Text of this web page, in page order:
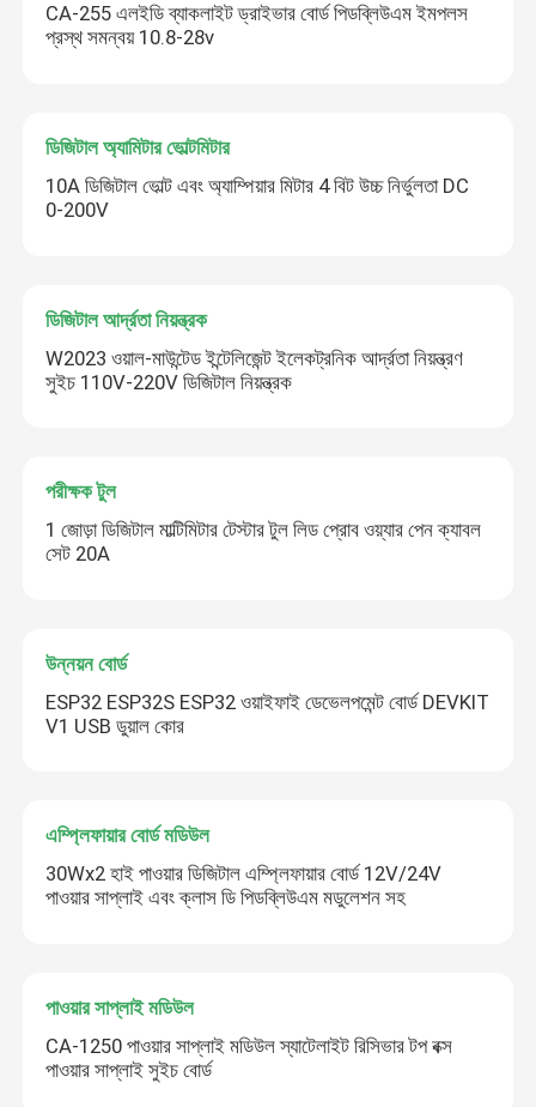
CA-255 এলইডি ব্যাকলাইট ড্রাইভার বোর্ড পিডব্লিউএম ইমপলস
প্রস্থ সমন্বয় 10.8-28v
ডিজিটাল অ্যামিটার ভোল্টমিটার
10A ডিজিটাল ভোল্ট এবং অ্যাম্পিয়ার মিটার 4 বিট উচ্চ নির্ভুলতা DC
0-200V
ডিজিটাল আর্দ্রতা নিয়ন্ত্রক
W2023 ওয়াল-মাউন্টেড ইন্টেলিজেন্ট ইলেকট্রনিক আর্দ্রতা নিয়ন্ত্রণ
সুইচ 110V-220V ডিজিটাল নিয়ন্ত্রক
পরীক্ষক টুল
1 জোড়া ডিজিটাল মাল্টিমিটার টেস্টার টুল লিড প্রোব ওয়্যার পেন ক্যাবল
সেট 20A
উন্নয়ন বোর্ড
ESP32 ESP32S ESP32 ওয়াইফাই ডেভেলপমেন্ট বোর্ড DEVKIT
V1 USB ডুয়াল কোর
এম্প্লিফায়ার বোর্ড মডিউল
30Wx2 হাই পাওয়ার ডিজিটাল এম্প্লিফায়ার বোর্ড 12V/24V
পাওয়ার সাপ্লাই এবং ক্লাস ডি পিডব্লিউএম মডুলেশন সহ
পাওয়ার সাপ্লাই মডিউল
CA-1250 পাওয়ার সাপ্লাই মডিউল স্যাটেলাইট রিসিভার টপ বক্স
পাওয়ার সাপ্লাই সুইচ বোর্ড